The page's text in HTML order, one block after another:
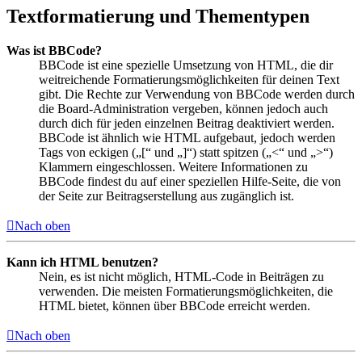
Textformatierung und Thementypen
Was ist BBCode?
BBCode ist eine spezielle Umsetzung von HTML, die dir
weitreichende Formatierungsmöglichkeiten für deinen Text
gibt. Die Rechte zur Verwendung von BBCode werden durch
die Board-Administration vergeben, können jedoch auch
durch dich für jeden einzelnen Beitrag deaktiviert werden.
BBCode ist ähnlich wie HTML aufgebaut, jedoch werden
Tags von eckigen („[“ und „]“) statt spitzen („<“ und „>“)
Klammern eingeschlossen. Weitere Informationen zu
BBCode findest du auf einer speziellen Hilfe-Seite, die von
der Seite zur Beitragserstellung aus zugänglich ist.
Nach oben
Kann ich HTML benutzen?
Nein, es ist nicht möglich, HTML-Code in Beiträgen zu
verwenden. Die meisten Formatierungsmöglichkeiten, die
HTML bietet, können über BBCode erreicht werden.
Nach oben